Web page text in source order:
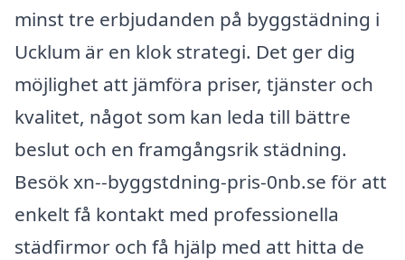
minst tre erbjudanden på byggstädning i
Ucklum är en klok strategi. Det ger dig
möjlighet att jämföra priser, tjänster och
kvalitet, något som kan leda till bättre
beslut och en framgångsrik städning.
Besök xn--byggstdning-pris-0nb.se för att
enkelt få kontakt med professionella
städfirmor och få hjälp med att hitta de